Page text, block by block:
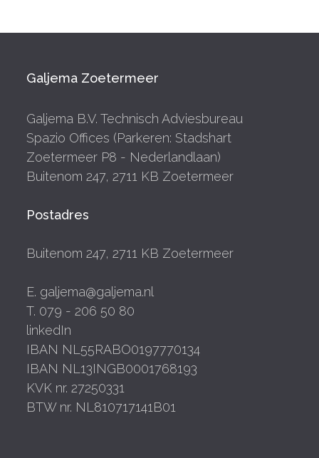
Galjema Zoetermeer
Galjema B.V. Technisch Adviesbureau
Spazio Offices (Parkeren: Stadshart
Zoetermeer P8 - Nederlandlaan)
Buitenom 247, 2711 KB Zoetermeer
Postadres
Buitenom 247, 2711 KB Zoetermeer
E. galjema@galjema.nl
T. 079 - 206 50 80
linkedIn
IBAN NL55RABO0197770134
IBAN NL13INGB0001768193
KVK nr. 27250331
BTW nr. NL810717141B01